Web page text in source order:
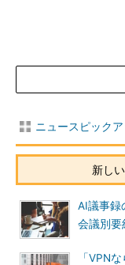
ニュースピック
新し
AI議事
会議別要
「VPN